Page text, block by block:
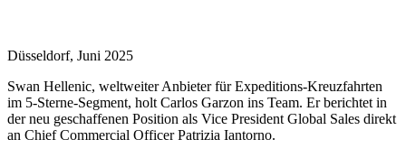
Düsseldorf, Juni 2025
Swan Hellenic, weltweiter Anbieter für Expeditions-Kreuzfahrten
im 5-Sterne-Segment, holt Carlos Garzon ins Team. Er berichtet in
der neu geschaffenen Position als Vice President Global Sales direkt
an Chief Commercial Officer Patrizia Iantorno.